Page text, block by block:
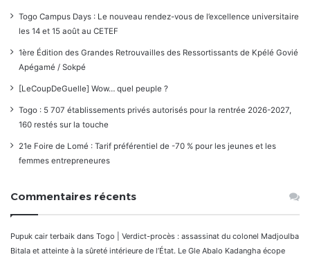
Togo Campus Days : Le nouveau rendez-vous de l’excellence universitaire
les 14 et 15 août au CETEF
1ère Édition des Grandes Retrouvailles des Ressortissants de Kpélé Govié
Apégamé / Sokpé
[LeCoupDeGuelle] Wow… quel peuple ?
Togo : 5 707 établissements privés autorisés pour la rentrée 2026-2027,
160 restés sur la touche
21e Foire de Lomé : Tarif préférentiel de -70 % pour les jeunes et les
femmes entrepreneures
Commentaires récents
Pupuk cair terbaik dans Togo | Verdict-procès : assassinat du colonel Madjoulba
Bitala et atteinte à la sûreté intérieure de l’État. Le Gle Abalo Kadangha écope